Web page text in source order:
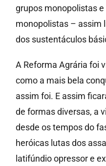
grupos monopolistas
monopolistas – assim
dos sustentáculos
A Reforma Agrária foi
como a mais bela
assim foi. E assim
de formas diversas, a
desde os tempos do
heróicas lutas dos
latifúndio opressor e